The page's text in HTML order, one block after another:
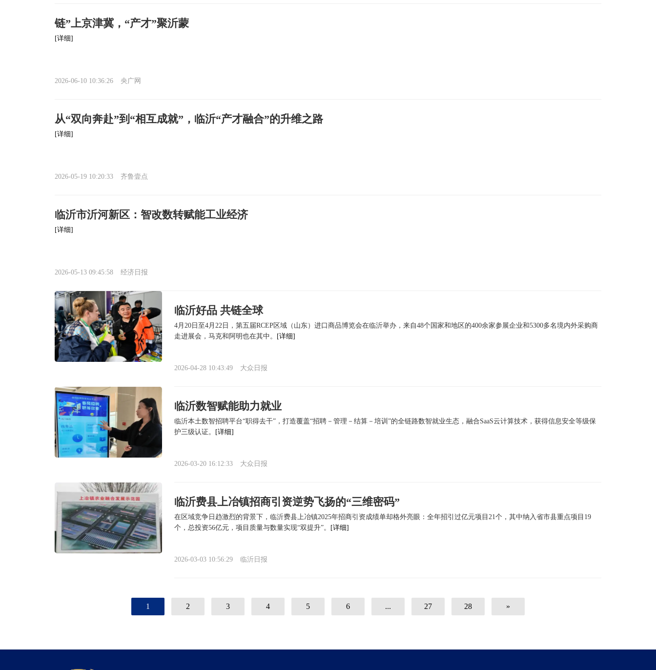
链”上京津冀，“产才”聚沂蒙
[详细]
2026-06-10 10:36:26 央广网
从“双向奔赴”到“相互成就”，临沂“产才融合”的升维之路
[详细]
2026-05-19 10:20:33 齐鲁壹点
临沂市沂河新区：智改数转赋能工业经济
[详细]
2026-05-13 09:45:58 经济日报
临沂好品 共链全球
4月20日至4月22日，第五届RCEP区域（山东）进口商品博览会在临沂举办，来自48个国家和地区的400余家参展企业和5300多名境内外采购商
走进展会，马克和阿明也在其中。
[详细]
2026-04-28 10:43:49 大众日报
临沂数智赋能助力就业
临沂本土数智招聘平台“职得去干”，打造覆盖“招聘－管理－结算－培训”的全链路数智就业生态，融合SaaS云计算技术，获得信息安全等级保
护三级认证。
[详细]
2026-03-20 16:12:33 大众日报
临沂费县上冶镇招商引资逆势飞扬的“三维密码”
在区域竞争日趋激烈的背景下，临沂费县上冶镇2025年招商引资成绩单却格外亮眼：全年招引过亿元项目21个，其中纳入省市县重点项目19
个，总投资56亿元，项目质量与数量实现“双提升”。
[详细]
2026-03-03 10:56:29 临沂日报
1 2 3 4 5 6 ... 27 28 »